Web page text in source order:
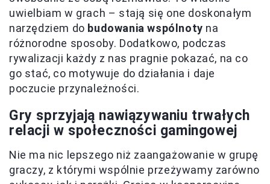
uwielbiam w grach – stają się one doskonałym
narzędziem do budowania wspólnoty na
różnorodne sposoby. Dodatkowo, podczas
rywalizacji każdy z nas pragnie pokazać, na co
go stać, co motywuje do działania i daje
poczucie przynależności.
Gry sprzyjają nawiązywaniu trwałych
relacji w społeczności gamingowej
Nie ma nic lepszego niż zaangażowanie w grupę
graczy, z którymi wspólnie przeżywamy zarówno